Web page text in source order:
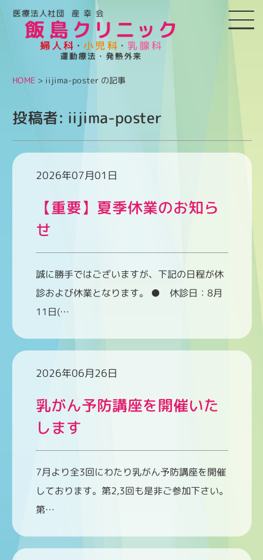
HOME > iijima-poster の記事
投稿者: iijima-poster
2026年07月01日
【重要】夏季休業のお知ら
せ
誠に勝手ではございますが、下記の日程が休
診および休業となります。 ● 休診日：8月
11日(…
2026年06月26日
乳がん予防講座を開催いた
します
7月より全3回にわたり乳がん予防講座を開催
しております。第2,3回も是非ご参加下さい。
第…